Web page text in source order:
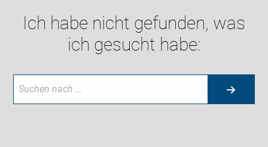
Ich habe nicht gefunden, was
ich gesucht habe: